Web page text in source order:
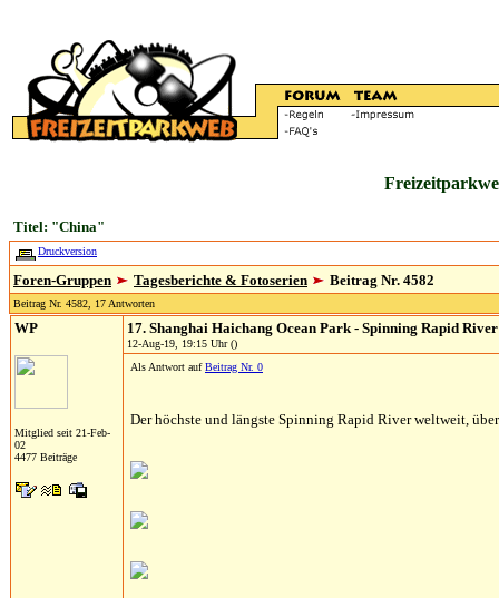
Titel: "China"
Druckversion
Foren-Gruppen Tagesberichte & Fotoserien Beitrag Nr. 4582
Beitrag Nr. 4582, 17 Antworten
WP
Mitglied seit 21-Feb-
02
4477 Beiträge
17. Shanghai Haichang Ocean Park - Spinning Rapid River
12-Aug-19, 19:15 Uhr ()
Als Antwort aufBeitrag Nr. 0
Der höchste und längste Spinning Rapid River weltweit,